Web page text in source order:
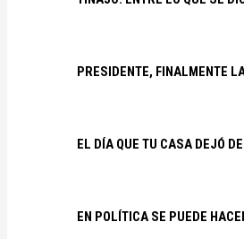
PRESIDENTE, FINALMENTE
EL DÍA QUE TU CASA DEJÓ
EN POLÍTICA SE PUEDE